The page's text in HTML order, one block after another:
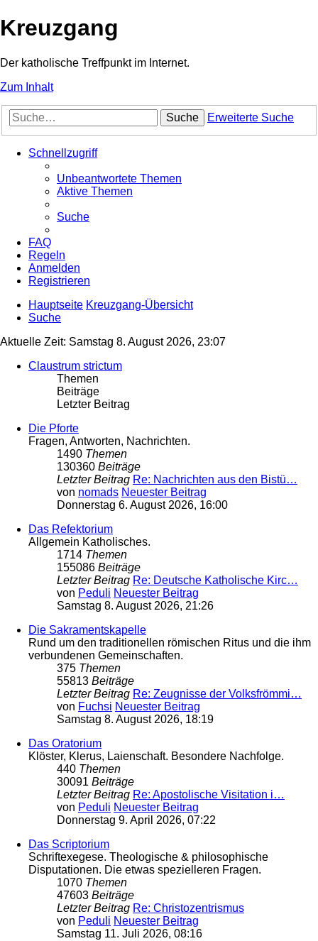
Kreuzgang
Der katholische Treffpunkt im Internet.
Zum Inhalt
Suche Erweiterte Suche
Schnellzugriff
Unbeantwortete Themen
Aktive Themen
Suche
FAQ
Regeln
Anmelden
Registrieren
Hauptseite Kreuzgang-Übersicht
Suche
Aktuelle Zeit: Samstag 8. August 2026, 23:07
Claustrum strictum
Themen
Beiträge
Letzter Beitrag
Die Pforte
Fragen, Antworten, Nachrichten.
1490 Themen
130360 Beiträge
Letzter Beitrag Re: Nachrichten aus den Bistü…
von nomads Neuester Beitrag
Donnerstag 6. August 2026, 16:00
Das Refektorium
Allgemein Katholisches.
1714 Themen
155086 Beiträge
Letzter Beitrag Re: Deutsche Katholische Kirc…
von Peduli Neuester Beitrag
Samstag 8. August 2026, 21:26
Die Sakramentskapelle
Rund um den traditionellen römischen Ritus und die ihm
verbundenen Gemeinschaften.
375 Themen
55813 Beiträge
Letzter Beitrag Re: Zeugnisse der Volksfrömmi…
von Fuchsi Neuester Beitrag
Samstag 8. August 2026, 18:19
Das Oratorium
Klöster, Klerus, Laienschaft. Besondere Nachfolge.
440 Themen
30091 Beiträge
Letzter Beitrag Re: Apostolische Visitation i…
von Peduli Neuester Beitrag
Donnerstag 9. April 2026, 07:22
Das Scriptorium
Schriftexegese. Theologische & philosophische
Disputationen. Die etwas spezielleren Fragen.
1070 Themen
47603 Beiträge
Letzter Beitrag Re: Christozentrismus
von Peduli Neuester Beitrag
Samstag 11. Juli 2026, 08:16